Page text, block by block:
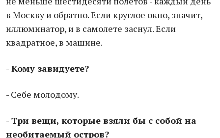
в Москву и обратно. Если круглое окно, значит,
иллюминатор, и в самолете заснул. Если
квадратное, в машине.
- Кому завидуете?
- Себе молодому.
- Три вещи, которые взяли бы с собой на
необитаемый остров?